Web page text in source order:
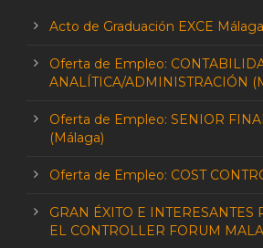
Acto de Graduación EXCE
Oferta de Empleo:
ANALÍTICA/ADMINISTRACIÓN
Oferta de Empleo: SENIOR
(Málaga)
Oferta de Empleo: COST
GRAN ÉXITO E INTERESANTES
EL CONTROLLER FORUM